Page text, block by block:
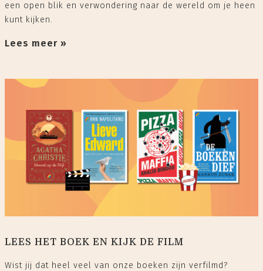
een open blik en verwondering naar de wereld om je heen
kunt kijken.
Lees meer »
LEES HET BOEK EN KIJK DE FILM
Wist jij dat heel veel van onze boeken zijn verfilmd?